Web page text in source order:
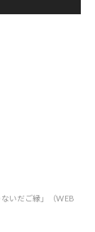
いだご縁」（WEB